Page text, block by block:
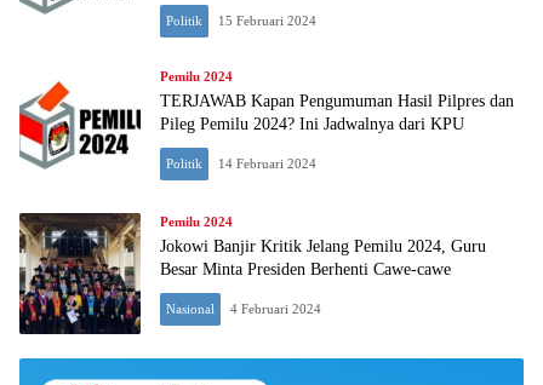
Politik 15 Februari 2024
Pemilu 2024
TERJAWAB Kapan Pengumuman Hasil Pilpres dan
Pileg Pemilu 2024? Ini Jadwalnya dari KPU
Politik 14 Februari 2024
Pemilu 2024
Jokowi Banjir Kritik Jelang Pemilu 2024, Guru
Besar Minta Presiden Berhenti Cawe-cawe
Nasional 4 Februari 2024